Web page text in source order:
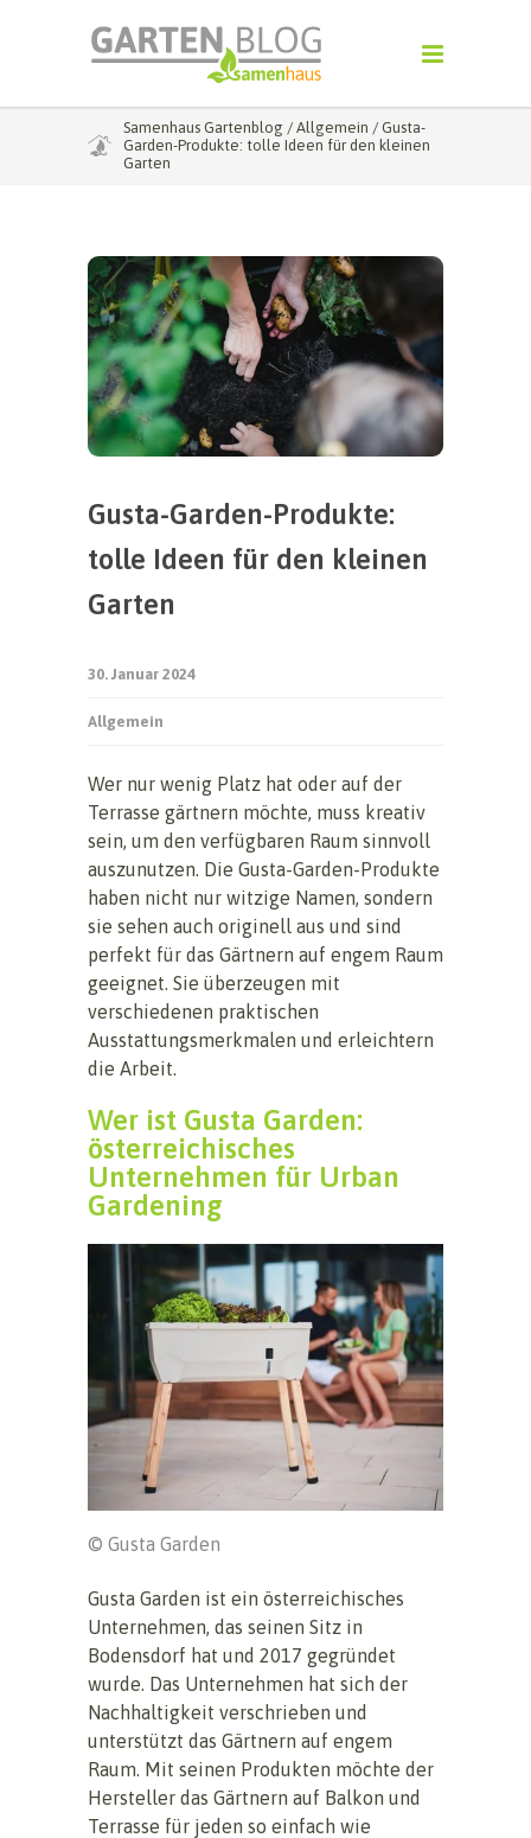
Samenhaus Gartenblog / Allgemein / Gusta-
Garden-Produkte: tolle Ideen für den kleinen
Garten
Gusta-Garden-Produkte:
tolle Ideen für den kleinen
Garten
30. Januar 2024
Allgemein
Wer nur wenig Platz hat oder auf der
Terrasse gärtnern möchte, muss kreativ
sein, um den verfügbaren Raum sinnvoll
auszunutzen. Die Gusta-Garden-Produkte
haben nicht nur witzige Namen, sondern
sie sehen auch originell aus und sind
perfekt für das Gärtnern auf engem Raum
geeignet. Sie überzeugen mit
verschiedenen praktischen
Ausstattungsmerkmalen und erleichtern
die Arbeit.
Wer ist Gusta Garden:
österreichisches
Unternehmen für Urban
Gardening
© Gusta Garden
Gusta Garden ist ein österreichisches
Unternehmen, das seinen Sitz in
Bodensdorf hat und 2017 gegründet
wurde. Das Unternehmen hat sich der
Nachhaltigkeit verschrieben und
unterstützt das Gärtnern auf engem
Raum. Mit seinen Produkten möchte der
Hersteller das Gärtnern auf Balkon und
Terrasse für jeden so einfach wie